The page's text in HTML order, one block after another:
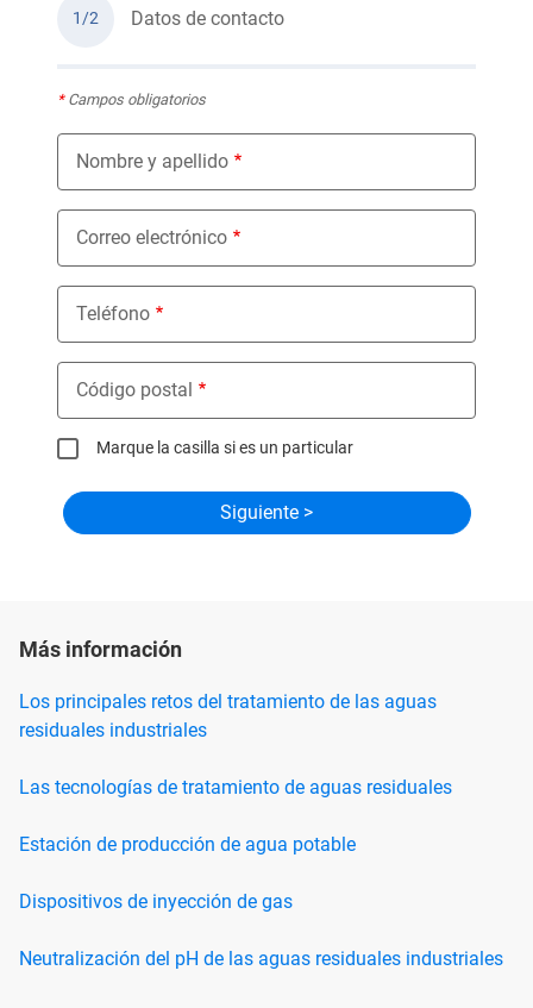
1/2 Datos de contacto
*Campos obligatorios
Nombre y apellido
Correo electrónico
Teléfono
Código postal
Marque la casilla si es un particular
Más información
Los principales retos del tratamiento de las aguas
residuales industriales
Las tecnologías de tratamiento de aguas residuales
Estación de producción de agua potable
Dispositivos de inyección de gas
Neutralización del pH de las aguas residuales industriales